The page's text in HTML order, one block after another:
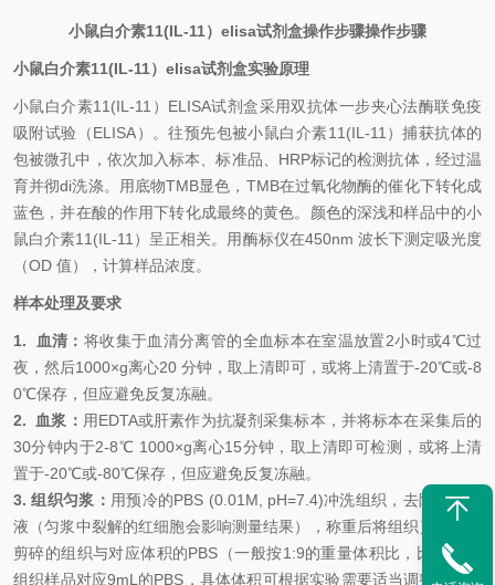
小鼠白介素11(IL-11）elisa试剂盒操作步骤操作步骤
小鼠白介素11(IL-11）elisa试剂盒实验原理
小鼠白介素11(IL-11） ELISA试剂盒采用双抗体一步夹心法酶联免疫
吸附试验（ELISA）。往预先包被小鼠白介素11(IL-11）捕获抗体的
包被微孔中，依次加入标本、标准品、HRP标记的检测抗体，经过温
育并彻di洗涤。用底物TMB显色，TMB在过氧化物酶的催化下转化成
蓝色，并在酸的作用下转化成最终的黄色。颜色的深浅和样品中的小
鼠白介素11(IL-11）呈正相关。用酶标仪在450nm 波长下测定吸光度
（OD 值），计算样品浓度。
样本处理及要求
1. 血清： 将收集于血清分离管的全血标本在室温放置2小时或4℃过
夜，然后1000×g离心20 分钟，取上清即可，或将上清置于-20℃或-8
0℃保存，但应避免反复冻融。
2.
血浆： 用EDTA或肝素作为抗凝剂采集标本，并将标本在采集后的
30分钟内于2-8℃ 1000×g离心15分钟，取上清即可检测，或将上清
置于-20℃或-80℃保存，但应避免反复冻融。
3. 组织匀浆： 用预冷的PBS (0.01M, pH=7.4)冲洗组织，去除残留血
液（匀浆中裂解的红细胞会影响测量结果），称重后将组织剪碎。将
剪碎的组织与对应体积的PBS（一般按1:9的重量体积比，比如1g的
组织样品对应9mL的PBS，具体体积可根据实验需要适当调整，并做